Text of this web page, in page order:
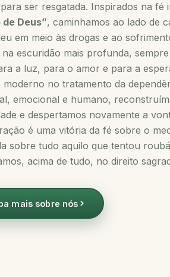
ser resgatada. Inspirados na fé
de Deus”, caminhamos ao lado de
em meio às drogas e ao
na escuridão mais profunda,
a luz, para o amor e para a
moderno no tratamento da
emocional e humano,
e despertamos novamente a
é uma vitória da fé sobre o
sobre tudo aquilo que tentou
acima de tudo, no direito
mais sobre nós